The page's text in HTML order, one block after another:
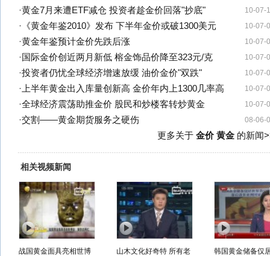
10-07-
·黄金7月来遭ETF减仓 投资者趁金价回落"抄底"
10-07-
· 《黄金年鉴2010》发布 下半年金价或破1300美元
10-07-
·黄金年鉴预计金价先跌后涨
10-07-
· 国际金价创近两月新低 榕金饰品价降至323元/克
10-07-
·投资者仍忧全球经济增速放缓 油价金价"双跌"
10-07-
· 上半年黄金出入库量创新高 金价年内上1300几率高
10-07-
·全球经济震荡助推金价 股民和炒楼客转炒黄金
08-06-
·交割——黄金期货服务之硬伤
更多关于 金价 黄金的新闻
相关视频新闻
战国黄金面具亮相世博
山木文化好奇特 所有老
韩国黄金储备仅